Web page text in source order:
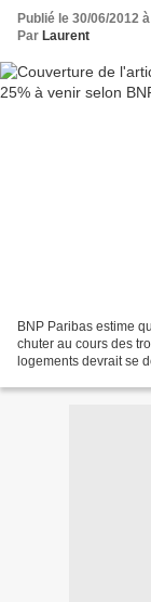
Publié le 30/06/2012
Par Laurent
BNP Paribas estime
chuter au cours des
logements devrait se